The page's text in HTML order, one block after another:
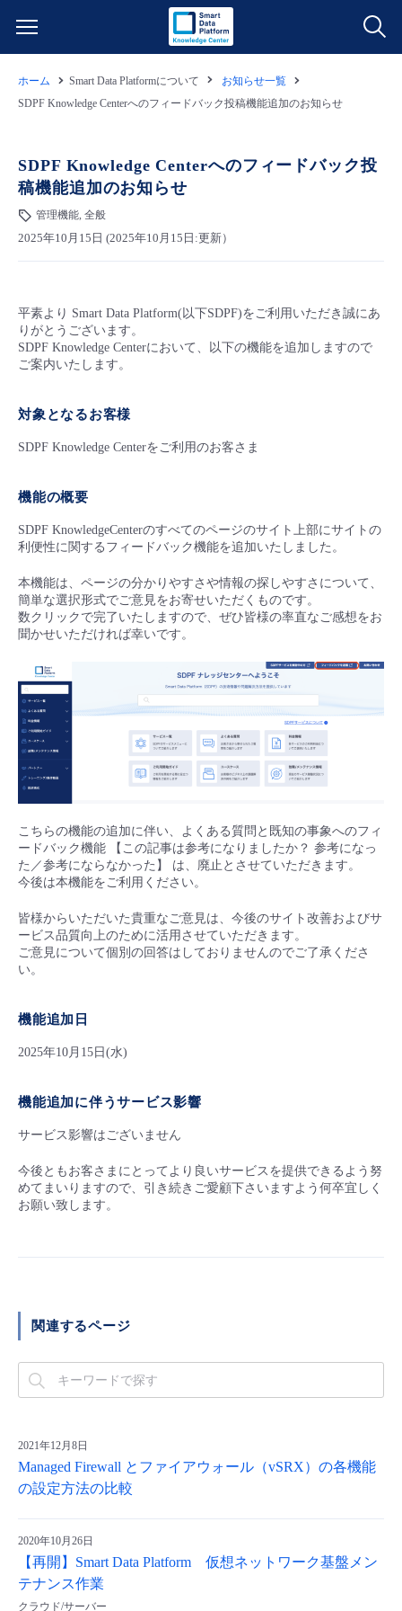
クラウド/サーバー
ネットワーク
モニタリング/監査
管理機能
すべてのメニューを見る
データ利活用
クラウド/サーバー
IoT
サポート
管理機能
すべてのメニューを見る
料金情報
料金シミュレーター
クラウド/サーバー
IoT
モニタリング/監査
サポート
すべてのメニューを見る
ご利用開始ガイド
- 管理機能
■ セットアップガイド
- 登録情報の管理
■ 基本構築ガイド
- クラウド / サーバー
- Flexible InterConnect
- Flexible Remote Access
- vUTM2
- バックアップ
- データと分析
- IoT
- マルチクラウド利用
- リモートワーク
- その他
故障/メンテナンス情報
故障/メンテナンス履歴
メンテナンス予定
定期メンテナンス
パートナー
販売パートナー向けプログラム
協業パートナー
トレーニング/操作動画
脱炭素化
ホーム Smart Data Platformについて
お知らせ一覧
SDPF Knowledge Centerへのフィードバック投稿機能追加のお知らせ
SDPF Knowledge Centerへのフィードバック投
稿機能追加のお知らせ
管理機能, 全般
2025年10月15日 (2025年10月15日:更新）
平素より Smart Data Platform(以下SDPF)をご利用いただき誠にあ
りがとうございます。
SDPF Knowledge Centerにおいて、以下の機能を追加しますので
ご案内いたします。
対象となるお客様
SDPF Knowledge Centerをご利用のお客さま
機能の概要
SDPF KnowledgeCenterのすべてのページのサイト上部にサイトの
利便性に関するフィードバック機能を追加いたしました。
本機能は、ページの分かりやすさや情報の探しやすさについて、
簡単な選択形式でご意見をお寄せいただくものです。
数クリックで完了いたしますので、ぜひ皆様の率直なご感想をお
聞かせいただければ幸いです。
こちらの機能の追加に伴い、よくある質問と既知の事象へのフィ
ードバック機能 【この記事は参考になりましたか？ 参考になっ
た／参考にならなかった】 は、廃止とさせていただきます。
今後は本機能をご利用ください。
皆様からいただいた貴重なご意見は、今後のサイト改善およびサ
ービス品質向上のために活用させていただきます。
ご意見について個別の回答はしておりませんのでご了承くださ
い。
機能追加日
2025年10月15日(水)
機能追加に伴うサービス影響
サービス影響はございません
今後ともお客さまにとってより良いサービスを提供できるよう努
めてまいりますので、引き続きご愛顧下さいますよう何卒宜しく
お願い致します。
関連するページ
2021年12月8日
Managed Firewall とファイアウォール（vSRX）の各機能
の設定方法の比較
2020年10月26日
【再開】Smart Data Platform 仮想ネットワーク基盤メン
テナンス作業
クラウド/サーバー